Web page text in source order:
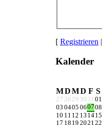
[ Registrieren |
Kalender
MDMD F S
27 28 29 30 31 01
03 0405 060708
10 11 12 13 1415
17 18 19 202122